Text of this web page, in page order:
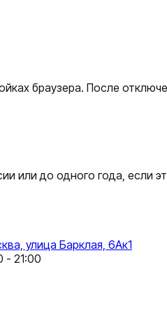
браузера. После
или до одного года,
улица Барклая, 6Ак1
- 21:00